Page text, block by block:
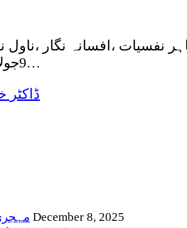
وقت ایک مشہور ماہر نفسیات
9جولائی1952 کو کراچی میں پیدا ہوئے۔والد کا…
ڈاکٹر
December 8, 2025